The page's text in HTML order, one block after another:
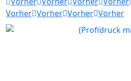
Vorher Vorher Vorher Vorher